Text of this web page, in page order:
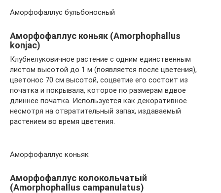
Аморфофаллус бульбоносный
Аморфофаллус коньяк (Amorphophallus
konjac)
Клубнелуковичное растение с одним единственным
листом высотой до 1 м (появляется после цветения),
цветонос 70 см высотой, соцветие его состоит из
початка и покрывала, которое по размерам вдвое
длиннее початка. Используется как декоративное
несмотря на отвратительный запах, издаваемый
растением во время цветения.
Аморфофаллус коньяк
Аморфофаллус колокольчатый
(Amorphophallus campanulatus)